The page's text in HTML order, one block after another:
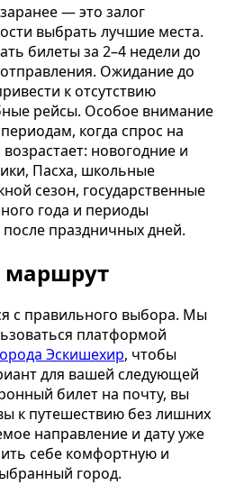
— это залог
выбрать лучшие места.
билеты за 2–4 недели до
Ожидание до
к отсутствию
рейсы. Особое внимание
когда спрос на
новогодние и
Пасха, школьные
сезон, государственные
года и периоды
праздничных дней.
маршрут
с правильного выбора. Мы
платформой
Эскишехир, чтобы
для вашей следующей
билет на почту, вы
к путешествию без лишних
направление и дату уже
себе комфортную и
город.